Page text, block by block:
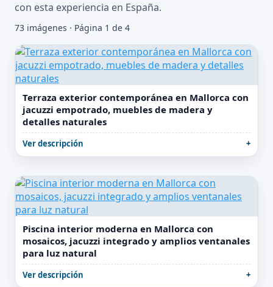
con esta experiencia en España.
73 imágenes · Página 1 de 4
Terraza exterior contemporánea en Mallorca con
jacuzzi empotrado, muebles de madera y
detalles naturales
Ver descripción
Piscina interior moderna en Mallorca con
mosaicos, jacuzzi integrado y amplios ventanales
para luz natural
Ver descripción